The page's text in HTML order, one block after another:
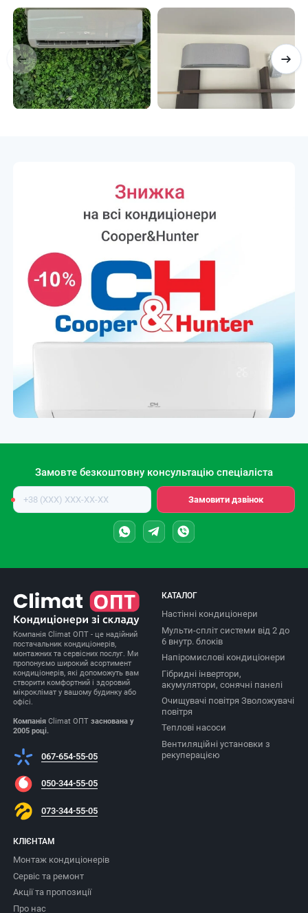
Замовте безкоштовну консультацію спеціаліста
Номер
телефону
Замовити дзвінок
Компанія Climat ОПТ - це надійний
постачальник кондиціонерів,
монтажних та сервісних послуг. Ми
пропонуємо широкий асортимент
кондиціонерів, які допоможуть вам
створити комфортний і здоровий
мікроклімат у вашому будинку або
офісі.
Компанія Climat ОПТзаснована у
2005 році.
067-654-55-05
050-344-55-05
073-344-55-05
КАТАЛОГ
Настінні кондиціонери
Мульти-спліт системи від 2 до
6 внутр. блоків
Напіромислові кондиціонери
Гібридні інвертори,
акумулятори, сонячні панелі
Очищувачі повітря Зволожувачі
повітря
Теплові насоси
Вентиляційні установки з
рекуперацією
КЛІЄНТАМ
Монтаж кондиціонерів
Сервіс та ремонт
Акції та пропозиції
Про нас